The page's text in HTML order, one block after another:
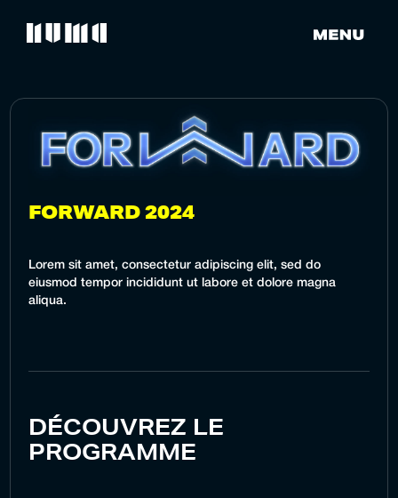
FORWARD 2024
Lorem sit amet, consectetur adipiscing elit, sed do
eiusmod tempor incididunt ut labore et dolore magna
aliqua.
DÉCOUVREZ LE
PROGRAMME